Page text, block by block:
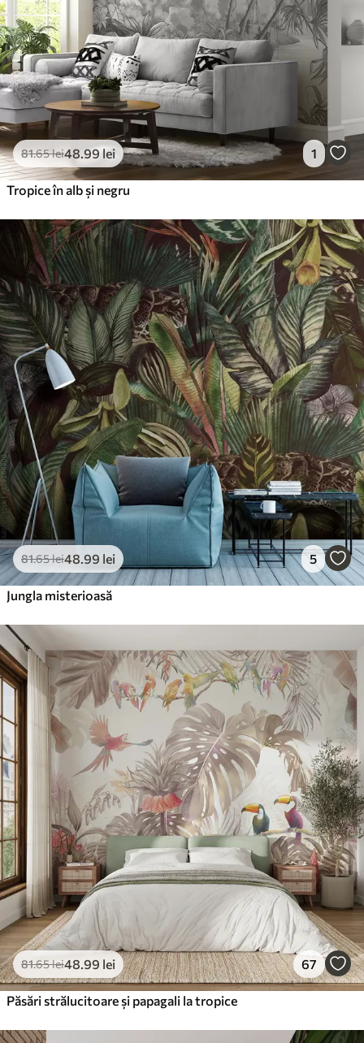
81.65lei48.99 lei 1
Tropice în alb și negru
81.65lei48.99 lei 5
Jungla misterioasă
81.65lei48.99 lei 67
Păsări strălucitoare și papagali la tropice